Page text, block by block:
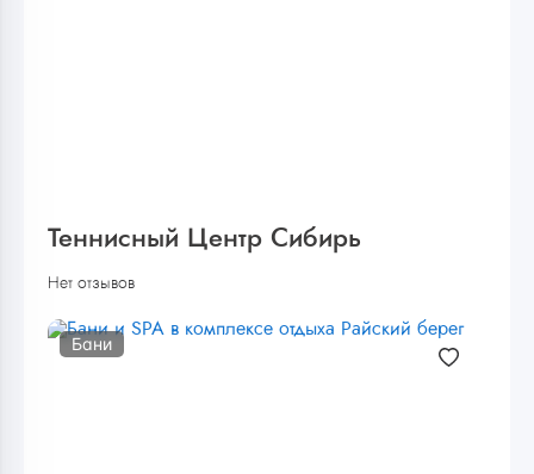
Теннисный Центр Сибирь
Нет отзывов
Бани